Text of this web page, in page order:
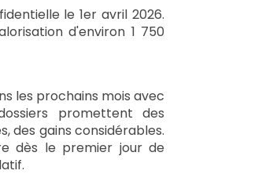
le 1er avril 2026.
d'environ 1 750
les prochains mois avec
promettent des
des gains considérables.
dès le premier jour de